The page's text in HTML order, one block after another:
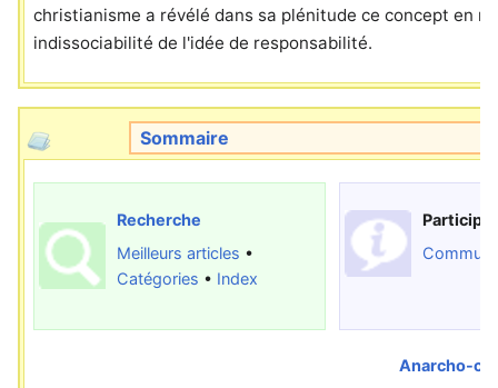
christianisme a révélé dans sa plénitude ce concept en
indissociabilité de l'idée de responsabilité.
Sommaire
Recherche
Meilleurs articles •
Catégories • Index
Anarcho-